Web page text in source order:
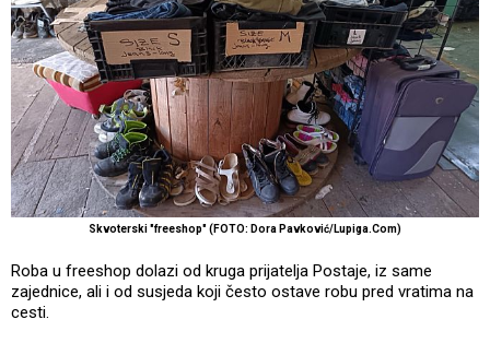
Skvoterski "freeshop" (FOTO: Dora Pavković/Lupiga.Com)
Roba u freeshop dolazi od kruga prijatelja Postaje, iz same
zajednice, ali i od susjeda koji često ostave robu pred vratima na
cesti.